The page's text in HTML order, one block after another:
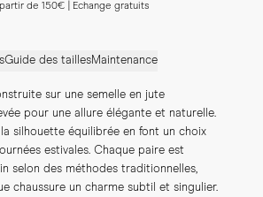
de 150€ | Echange gratuits
Guide des taillesMaintenance
sur une semelle en jute
pour une allure élégante et naturelle.
silhouette équilibrée en font un choix
estivales. Chaque paire est
selon des méthodes traditionnelles,
chaussure un charme subtil et singulier.